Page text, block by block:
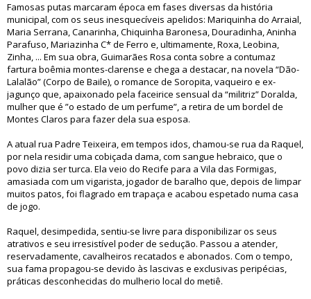
Famosas putas marcaram época em fases diversas da história
municipal, com os seus inesquecíveis apelidos: Mariquinha do Arraial,
Maria Serrana, Canarinha, Chiquinha Baronesa, Douradinha, Aninha
Parafuso, Mariazinha C* de Ferro e, ultimamente, Roxa, Leobina,
Zinha, ... Em sua obra, Guimarães Rosa conta sobre a contumaz
fartura boêmia montes-clarense e chega a destacar, na novela “Dão-
Lalalão” (Corpo de Baile), o romance de Soropita, vaqueiro e ex-
jagunço que, apaixonado pela faceirice sensual da “militriz” Doralda,
mulher que é ”o estado de um perfume”, a retira de um bordel de
Montes Claros para fazer dela sua esposa.
A atual rua Padre Teixeira, em tempos idos, chamou-se rua da Raquel,
por nela residir uma cobiçada dama, com sangue hebraico, que o
povo dizia ser turca. Ela veio do Recife para a Vila das Formigas,
amasiada com um vigarista, jogador de baralho que, depois de limpar
muitos patos, foi flagrado em trapaça e acabou espetado numa casa
de jogo.
Raquel, desimpedida, sentiu-se livre para disponibilizar os seus
atrativos e seu irresistível poder de sedução. Passou a atender,
reservadamente, cavalheiros recatados e abonados. Com o tempo,
sua fama propagou-se devido às lascivas e exclusivas peripécias,
práticas desconhecidas do mulherio local do metiê.